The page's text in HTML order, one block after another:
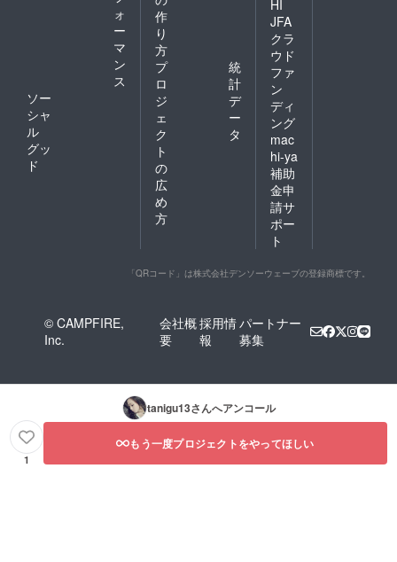
ォ
ー
マ
ン
ス
ソー
シャ
ル
グッ
ド
作
り
方
プ
ロ
ジ
ェ
ク
ト
の
広
め
方
統
計
デ
ー
タ
HI
JFA
クラ
ウド
ファ
ン
ディ
ング
mac
hi-ya
補助
金申
請サ
ポー
ト
「QRコード」は株式会社デンソーウェーブの登録商標です。
© CAMPFIRE,
Inc.
会社概
要
採用情
報
パートナー
募集
tanigu13さんへアンコール
1
もう一度プロジェクトをやってほしい